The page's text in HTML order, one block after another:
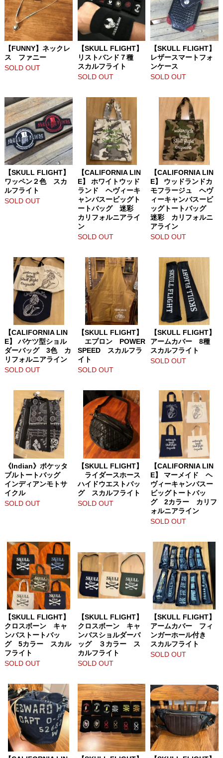
【FUNNY】ネックレ
ス ファニー
SOLD OUT
【SKULL FLIGHT】
リストバンド７種
スカルフライト
SOLD OUT
【SKULL FLIGHT】
レザースマートフォ
ンケース
SOLD OUT
【SKULL FLIGHT】
ワッペン２色 スカ
ルフライト
SOLD OUT
【CALIFORNIA LIN
E】 ホワイトウッド
ランド ヘヴィーキ
ャンバスービッグト
ートバッグ 迷彩
カリフォルニアライ
ン
SOLD OUT
【CALIFORNIA LIN
E】 ウッドランドカ
モフラージュ ヘヴ
ィーキャンバスービ
ッグトートバッグ
迷彩 カリフォルニ
アライン
SOLD OUT
【CALIFORNIA LIN
E】 バケツ型ショル
ダーバッグ 3色 カ
リフォルニアライン
SOLD OUT
【SKULL FLIGHT】
エプロン POWER
SPEED スカルフラ
イト
SOLD OUT
【SKULL FLIGHT】
アームカバー 8種
スカルフライト
SOLD OUT
《Indian》ポケッタ
ブルトートバッグ
インディアンモトサ
イクル
SOLD OUT
【SKULL FLIGHT】
ライダースホース
ハイドウエストバッ
グ スカルフライト
SOLD OUT
【CALIFORNIA LIN
E】 マーメイド ヘ
ヴィーキャンバスー
ビッグトートバッ
グ 2カラー カリフ
ォルニアライン
SOLD OUT
【SKULL FLIGHT】
クロスボーン キャ
ンバストートバッ
グ 5カラー スカル
フライト
SOLD OUT
【SKULL FLIGHT】
クロスボーン キャ
ンバスショルダーバ
ッグ ３カラー ス
カルフライト
SOLD OUT
【SKULL FLIGHT】
アームカバー フィ
ンガーホール付き
スカルフライト
SOLD OUT